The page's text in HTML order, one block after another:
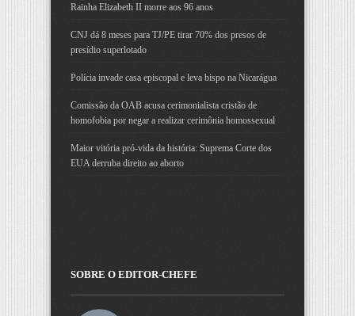
Rainha Elizabeth II morre aos 96 anos
CNJ dá 8 meses para TJ/PE tirar 70% dos presos de
presídio superlotado
Polícia invade casa episcopal e leva bispo na Nicarágua
Comissão da OAB acusa cerimonialista cristão de
homofobia por negar a realizar cerimônia homossexual
Maior vitória pró-vida da história: Suprema Corte dos
EUA derruba direito ao aborto
SOBRE O EDITOR-CHEFE